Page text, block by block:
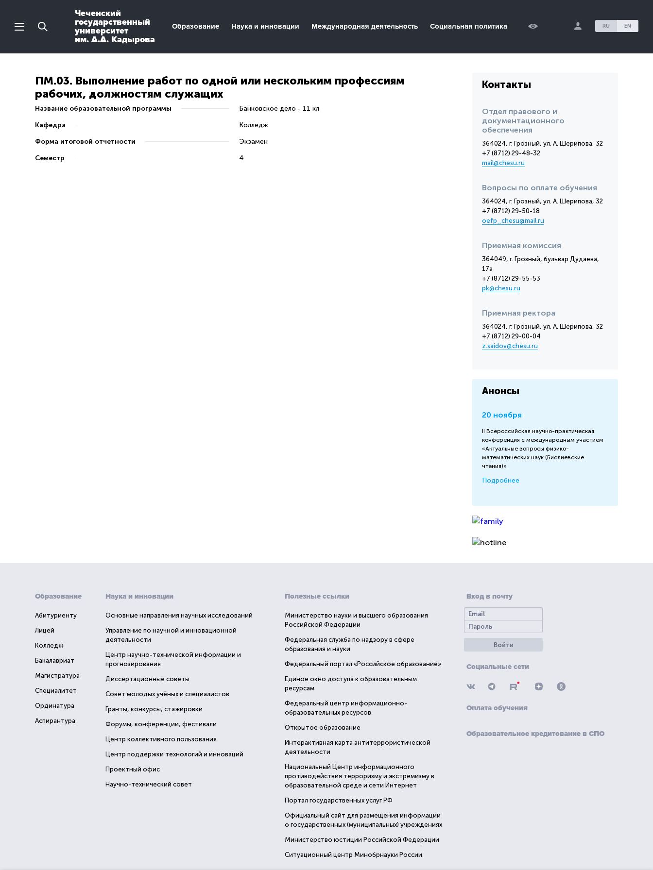
Чеченский
государственный
университет
им. А.А. Кадырова
Образование Наука и инновации Международная деятельность Социальная политика RU EN
ПМ.03. Выполнение работ по одной или нескольким профессиям
рабочих, должностям служащих
Название образовательной программы
Банковское дело - 11 кл
Кафедра
Колледж
Форма итоговой отчетности
Экзамен
Семестр
4
Контакты
Отдел правового и
документационного
обеспечения
364024, г. Грозный, ул. А. Шерипова, 32
+7 (8712) 29-48-32
mail@chesu.ru
Вопросы по оплате обучения
364024, г. Грозный, ул. А. Шерипова, 32
+7 (8712) 29-50-18
oefp_chesu@mail.ru
Приемная комиссия
364049, г. Грозный, бульвар Дудаева,
17а
+7 (8712) 29-55-53
pk@chesu.ru
Приемная ректора
364024, г. Грозный, ул. А. Шерипова, 32
+7 (8712) 29-00-04
z.saidov@chesu.ru
Анонсы
20 ноября
II Всероссийская научно-практическая
конференция с международным участием
«Актуальные вопросы физико-
математических наук (Бислиевские
чтения)»
Подробнее
Образование
Абитуриенту
Лицей
Колледж
Бакалавриат
Магистратура
Специалитет
Ординатура
Аспирантура
Наука и инновации
Основные направления научных исследований
Управление по научной и инновационной
деятельности
Центр научно-технической информации и
прогнозирования
Диссертационные советы
Совет молодых учёных и специалистов
Гранты, конкурсы, стажировки
Форумы, конференции, фестивали
Центр коллективного пользования
Центр поддержки технологий и инноваций
Проектный офис
Научно-технический совет
Полезные ссылки
Министерство науки и высшего образования
Российской Федерации
Федеральная служба по надзору в сфере
образования и науки
Федеральный портал «Российское образование»
Единое окно доступа к образовательным
ресурсам
Федеральный центр информационно-
образовательных ресурсов
Открытое образование
Интерактивная карта антитеррористической
деятельности
Национальный Центр информационного
противодействия терроризму и экстремизму в
образовательной среде и сети Интернет
Портал государственных услуг РФ
Официальный сайт для размещения информации
о государственных (муниципальных) учреждениях
Министерство юстиции Российской Федерации
Ситуационный центр Минобрнауки России
Вход в почту
Войти
Социальные сети
Оплата обучения
Образовательное кредитование в СПО